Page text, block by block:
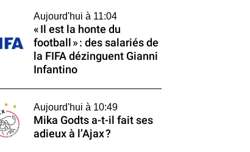
Aujourd'hui à 11:04
« Il est la honte du
football » : des salariés de
la FIFA dézinguent Gianni
Infantino
Aujourd'hui à 10:49
Mika Godts a-t-il fait ses
adieux à l’Ajax ?